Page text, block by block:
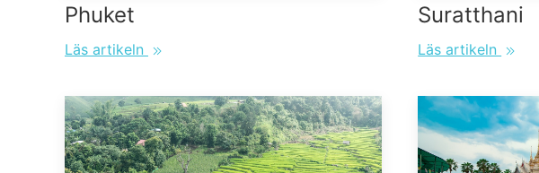
Phuket
Läs artikeln
Suratthani
Läs artikeln